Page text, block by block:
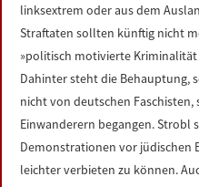
linksextrem oder aus dem
Straftaten sollten künftig nicht
»politisch motivierte
Dahinter steht die Behauptung,
nicht von deutschen
Einwanderern begangen. Strobl
Demonstrationen vor jüdischen
leichter verbieten zu können.